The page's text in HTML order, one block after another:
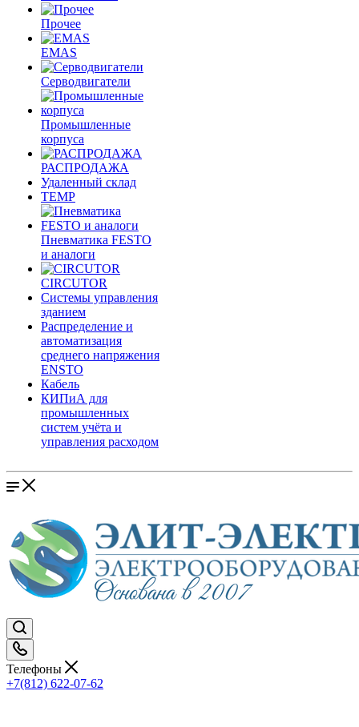
Прочее
EMAS
Cерводвигатели
Промышленные
корпуса
РАСПРОДАЖА
Удаленный склад
TEMP
Пневматика FESTO
и аналоги
CIRCUTOR
Системы управления
зданием
Распределение и
автоматизация
среднего напряжения
ENSTO
Кабель
КИПиА для
промышленных
систем учёта и
управления расходом
Телефоны
+7(812) 622-07-62